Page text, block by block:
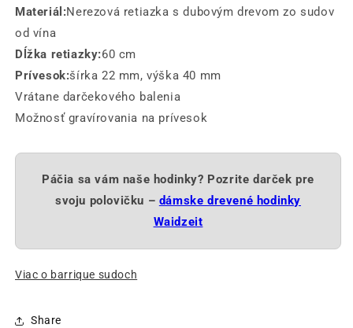
Materiál:Nerezová retiazka s dubovým drevom zo sudov
od vína
Dĺžka retiazky:60 cm
Prívesok:šírka 22 mm, výška 40 mm
Vrátane darčekového balenia
Možnosť gravírovania na prívesok
Páčia sa vám naše hodinky? Pozrite darček pre
svoju polovičku – dámske drevené hodinky
Waidzeit
Viac o barrique sudoch
Share